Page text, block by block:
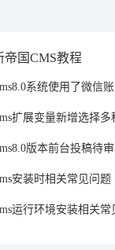
帝国CMS教程
系统使用了微信
扩展变量新增选择多
版本前台投稿待
安装时相关常见问题
运行环境安装相关常